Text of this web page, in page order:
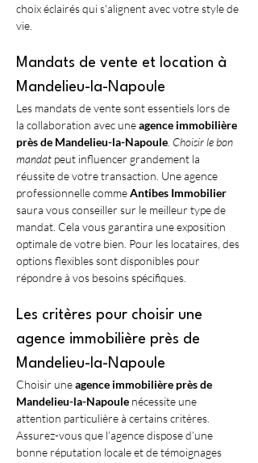
choix éclairés qui s'alignent avec votre style de
vie.
Mandats de vente et location à
Mandelieu-la-Napoule
Les mandats de vente sont essentiels lors de
la collaboration avec une agence immobilière
près de Mandelieu-la-Napoule Choisir le bon
mandat peut influencer grandement la
réussite de votre transaction. Une agence
professionnelle comme Antibes Immobilier
saura vous conseiller sur le meilleur type de
mandat. Cela vous garantira une exposition
optimale de votre bien. Pour les locataires, des
options flexibles sont disponibles pour
répondre à vos besoins spécifiques.
Les critères pour choisir une
agence immobilière près de
Mandelieu-la-Napoule
Choisir une agence immobilière près de
Mandelieu-la-Napoule nécessite une
attention particulière à certains critères.
Assurez-vous que l’agence dispose d’une
bonne réputation locale et de témoignages